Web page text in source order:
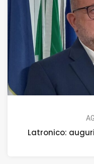
Latronico: